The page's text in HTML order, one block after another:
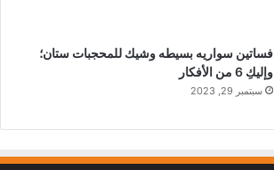
فساتين سواريه بسيطه وشيك للمحجبات ستان؛
وإليكِ 6 من الأفكار
سبتمبر 29, 2023